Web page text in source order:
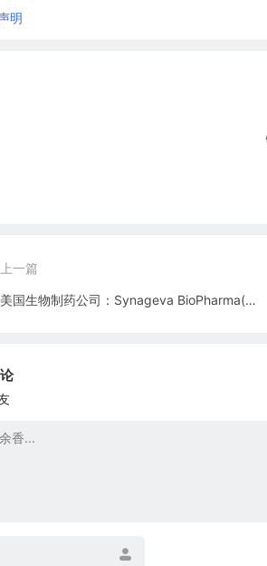
明
上一篇
美国生物制药公司：Synageva BioPharma(GEVA)—退市